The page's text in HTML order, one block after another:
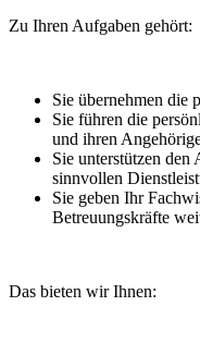
Zu Ihren Aufgaben gehört:
Sie übernehmen die
Sie führen die
und ihren
Sie unterstützen den
sinnvollen
Sie geben Ihr
Betreuungskräfte
Das bieten wir Ihnen: